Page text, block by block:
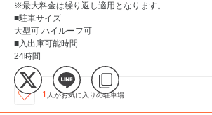
※最大料金は繰り返し適用となります。
■駐車サイズ
大型可 ハイルーフ可
■入出庫可能時間
24時間
1 人がお気に入りの駐車場